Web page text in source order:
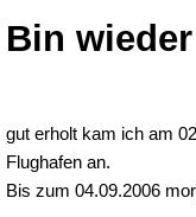
Bin
gut erholt kam ich am
Flughafen an.
Bis zum 04.09.2006